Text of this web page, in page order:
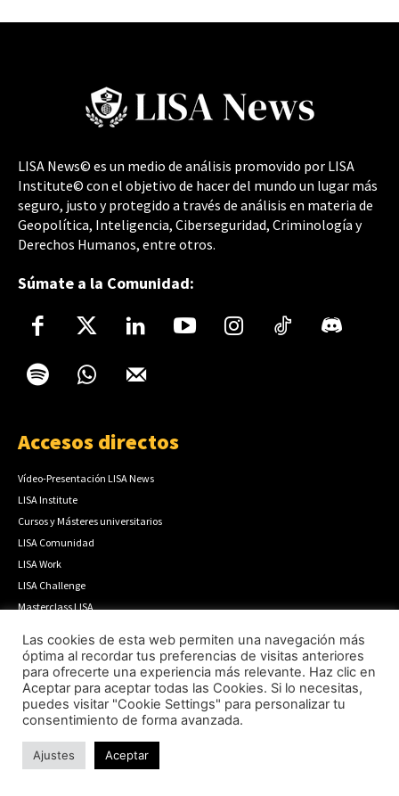
LISA News© es un medio de análisis promovido por LISA
Institute© con el objetivo de hacer del mundo un lugar más
seguro, justo y protegido a través de análisis en materia de
Geopolítica, Inteligencia, Ciberseguridad, Criminología y
Derechos Humanos, entre otros.
Súmate a la Comunidad:
Accesos directos
Vídeo-Presentación LISA News
LISA Institute
Cursos y Másteres universitarios
LISA Comunidad
LISA Work
LISA Challenge
Masterclass LISA
Boletín Prospectivo
Boletín Semanal
Cómo publicar
Anúnciate
Las cookies de esta web permiten una navegación más
óptima al recordar tus preferencias de visitas anteriores
para ofrecerte una experiencia más relevante. Haz clic en
Aceptar para aceptar todas las Cookies. Si lo necesitas,
puedes visitar "Cookie Settings" para personalizar tu
consentimiento de forma avanzada.
Ajustes Aceptar